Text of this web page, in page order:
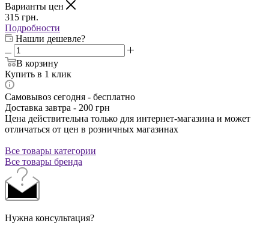
Варианты цен
315 грн.
Подробности
Нашли дешевле?
В корзину
Купить в 1 клик
Самовывоз сегодня - бесплатно
Доставка завтра - 200 грн
Цена действительна только для интернет-магазина и может
отличаться от цен в розничных магазинах
Все товары категории
Все товары бренда
Нужна консультация?